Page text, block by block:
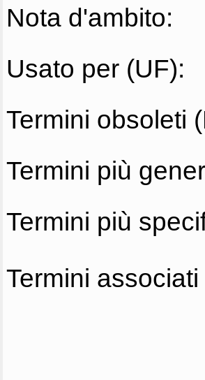
Nota d'ambito:
Usato per (UF):
Termini obsoleti
Termini più
Termini più
Termini associati